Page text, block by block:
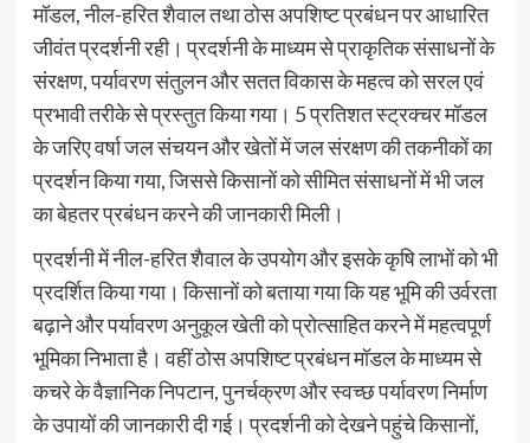
मॉडल, नील-हरित शैवाल तथा ठोस अपशिष्ट प्रबंधन पर आधारित
जीवंत प्रदर्शनी रही। प्रदर्शनी के माध्यम से प्राकृतिक संसाधनों के
संरक्षण, पर्यावरण संतुलन और सतत विकास के महत्व को सरल एवं
प्रभावी तरीके से प्रस्तुत किया गया। 5 प्रतिशत स्ट्रक्चर मॉडल
के जरिए वर्षा जल संचयन और खेतों में जल संरक्षण की तकनीकों का
प्रदर्शन किया गया, जिससे किसानों को सीमित संसाधनों में भी जल
का बेहतर प्रबंधन करने की जानकारी मिली।
प्रदर्शनी में नील-हरित शैवाल के उपयोग और इसके कृषि लाभों को भी
प्रदर्शित किया गया। किसानों को बताया गया कि यह भूमि की उर्वरता
बढ़ाने और पर्यावरण अनुकूल खेती को प्रोत्साहित करने में महत्वपूर्ण
भूमिका निभाता है। वहीं ठोस अपशिष्ट प्रबंधन मॉडल के माध्यम से
कचरे के वैज्ञानिक निपटान, पुनर्चक्रण और स्वच्छ पर्यावरण निर्माण
के उपायों की जानकारी दी गई। प्रदर्शनी को देखने पहुंचे किसानों,